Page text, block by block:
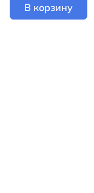
В корзину